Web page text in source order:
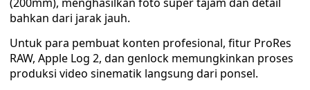
bahkan dari jarak jauh.
Untuk para pembuat konten profesional, fitur ProRes
RAW, Apple Log 2, dan genlock memungkinkan proses
produksi video sinematik langsung dari ponsel.